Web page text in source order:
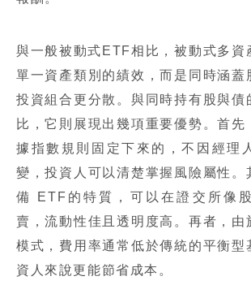
與一般被動式 ETF相比，被動式多資
單一資產類別的績效，而是同時涵蓋
投資組合更分散。與同時持有股與債
比，它則展現出幾項重要優勢。首先
據指數規則固定下來的，不因經理
變，投資人可以清楚掌握風險屬性。
備
ETF 的特質，可以在證交所像
賣，流動性佳且透明度高。再者，由
模式，費用率通常低於傳統的平衡型
資人來說更能節省成本。